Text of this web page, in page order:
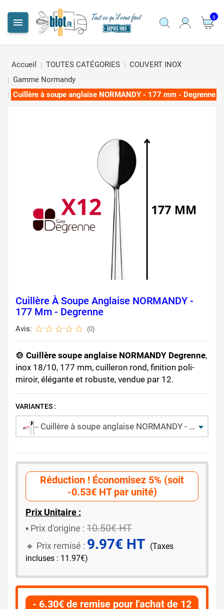
 0
Accueil TOUTES CATÉGORIES
COUVERT INOX
Gamme Normandy
Cuillère à soupe anglaise NORMANDY - 177 mm - Degrenne
Cuillère À Soupe Anglaise NORMANDY -
177 Mm - Degrenne
Avis: (0)
🍲 Cuillère soupe anglaise NORMANDY Degrenne,
inox 18/10, 177 mm, cuilleron rond, finition poli-
miroir, élégante et robuste, vendue par 12.
VARIANTES :
Cuillère à soupe anglaise NORMANDY - 177 mm - Degrenne
Réduction ! Économisez 5% (soit
-0.53€ HT par unité)
Prix Unitaire :
▪️ ​Prix d'origine : 10.50€ HT
🔸​​ Prix remisé : 9.97€ HT (Taxes
incluses : 11.97€)
- 6.30€ de remise pour l'achat de 12